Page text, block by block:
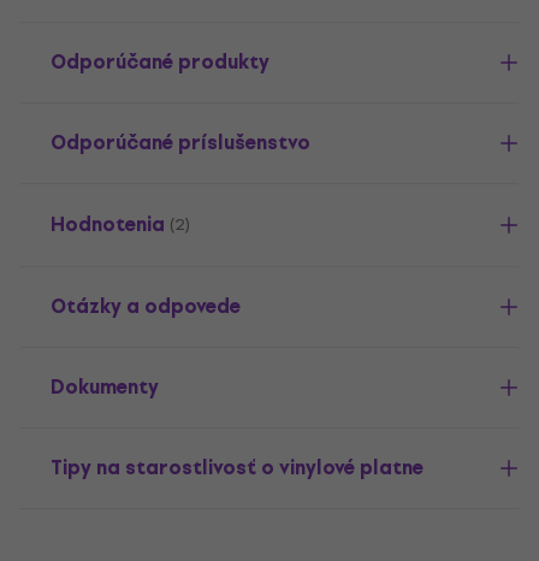
Odporúčané produkty
Odporúčané príslušenstvo
Hodnotenia (2)
Otázky a odpovede
Dokumenty
Tipy na starostlivosť o vinylové platne